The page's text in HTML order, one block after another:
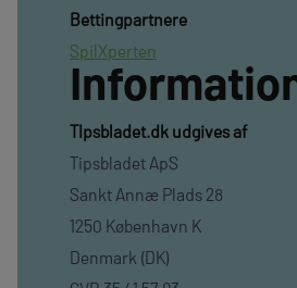
Bettingpartnere
SpilXperten
TIpsbladet.dk udgives af
Tipsbladet ApS
Sankt Annæ Plads 28
1250 København K
Denmark (DK)